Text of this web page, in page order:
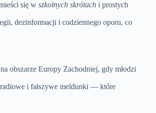
się w szkolnych skrótach i prostych
dezinformacji i codziennego oporu, co
na obszarze Europy Zachodniej, gdy młodzi
i fałszywe meldunki — które